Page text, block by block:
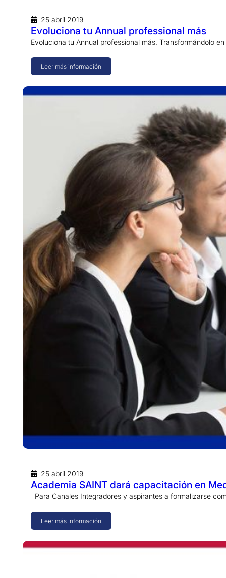
25 abril 2019
Evoluciona tu Annual professional más
Evoluciona tu Annual professional más, Transformándolo
Leer más información
25 abril 2019
Academia SAINT dará capacitación en
Para Canales Integradores y aspirantes a formalizarse
Leer más información